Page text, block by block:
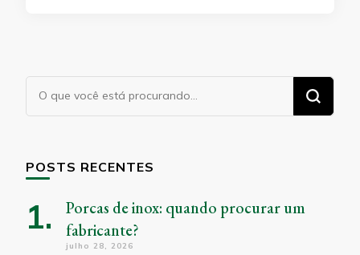
Procurando
algo?
POSTS RECENTES
Porcas de inox: quando procurar um
fabricante?
julho 28, 2026